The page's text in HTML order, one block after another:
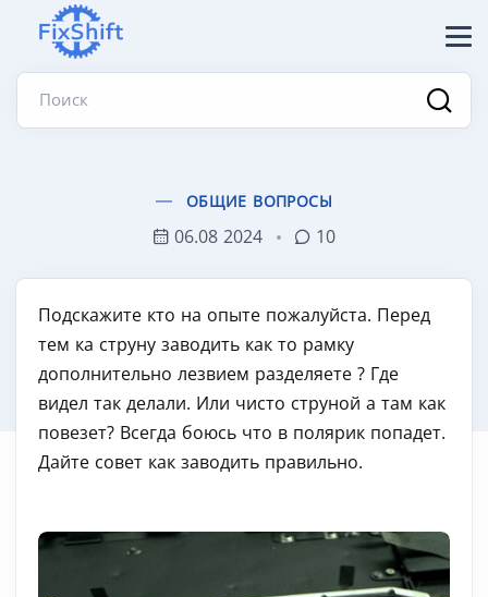
Поиск
ОБЩИЕ ВОПРОСЫ
06.08 2024 10
Подскажите кто на опыте пожалуйста. Перед
тем ка струну заводить как то рамку
дополнительно лезвием разделяете ? Где
видел так делали. Или чисто струной а там как
повезет? Всегда боюсь что в полярик попадет.
Дайте совет как заводить правильно.